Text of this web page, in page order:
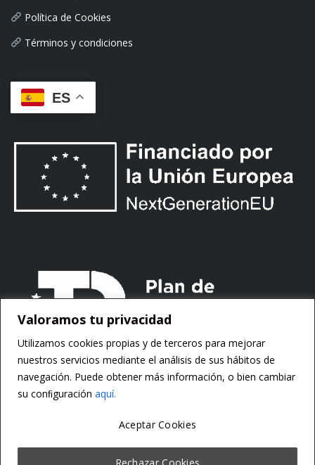
Valoramos tu privacidad
Utilizamos cookies propias y de terceros para mejorar
nuestros servicios mediante el análisis de sus hábitos de
navegación. Puede obtener más información, o bien cambiar
su conﬁguración aquí.
Rechazar Cookies
Aceptar Cookies
Política de Cookies
Términos y condiciones
ES